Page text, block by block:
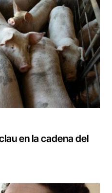
en la cadena del